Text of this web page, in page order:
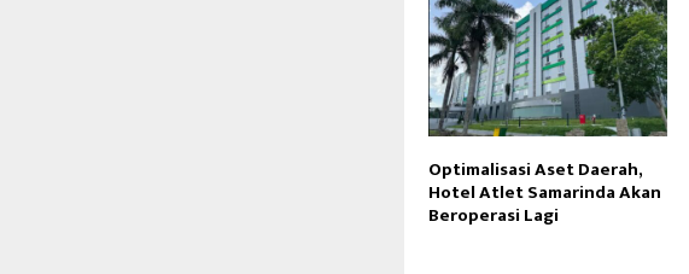
Optimalisasi Aset Daerah,
Hotel Atlet Samarinda Akan
Beroperasi Lagi